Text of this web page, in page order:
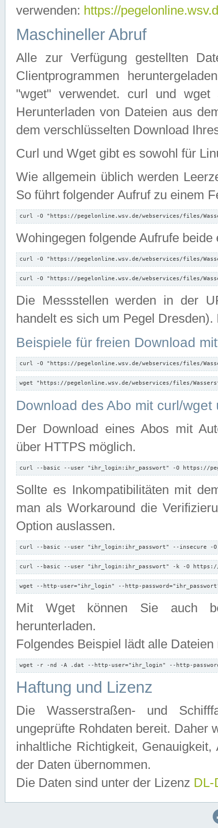
verwenden: https://
Maschineller Abruf
Alle zur Verfügung gestellten
Clientprogrammen
"wget" verwendet. curl und wget
Herunterladen von Dateien aus
dem verschlüsselten Download
Curl und Wget gibt es sowohl für
Wie allgemein üblich werden
So führt folgender Aufruf zu einem
curl -O "https://pegelonline.wsv.de/webservices/files/
Wohingegen folgende Aufrufe beide
curl -O "https://pegelonline.wsv.de/webservices/files/
curl -O "https://pegelonline.wsv.de/webservices/files/
Die Messstellen werden in der
handelt es sich um Pegel
Beispiele für freien Download
curl -O "https://pegelonline.wsv.de/webservices/files/
wget "https://pegelonline.wsv.de/webservices/files/
Download des Abo mit curl/
Der Download eines Abos mit
über HTTPS möglich.
curl --basic --user "ihr_login:ihr_passwort" -O https://
Sollte es Inkompatibilitäten mit
man als Workaround die
Option auslassen.
curl --basic --user "ihr_login:ihr_passwort" --insecure -
curl --basic --user "ihr_login:ihr_passwort" -k -O
wget --http-user="ihr_login" --http-
Mit Wget können Sie auch
herunterladen.
Folgendes Beispiel lädt alle
wget -r -nd -A .dat --http-user="ihr_login" --http-
Haftung und Lizenz
Die Wasserstraßen- und
ungeprüfte Rohdaten bereit. Daher
inhaltliche Richtigkeit,
der Daten übernommen.
Die Daten sind unter der Lizenz